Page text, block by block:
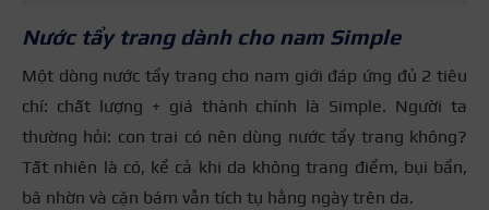
Nước tẩy trang dành cho nam Simple
Một dòng nước tẩy trang cho nam giới đáp ứng đủ 2 tiêu
chí: chất lượng + giá thành chính là Simple. Người ta
thường hỏi: con trai có nên dùng nước tẩy trang không?
Tất nhiên là có, kể cả khi da không trang điểm, bụi bẩn,
bã nhờn và cặn bám vẫn tích tụ hằng ngày trên da.